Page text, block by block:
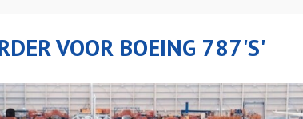
VOOR BOEING 787'S'